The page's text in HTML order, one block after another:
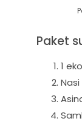
Paket
1